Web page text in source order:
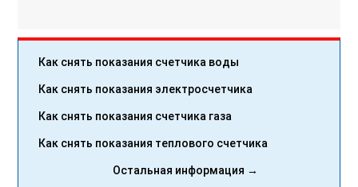
Как снять показания счетчика воды
Как снять показания электросчетчика
Как снять показания счетчика газа
Как снять показания теплового счетчика
Остальная информация →